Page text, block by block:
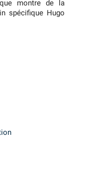
montre de la
spécifique Hugo